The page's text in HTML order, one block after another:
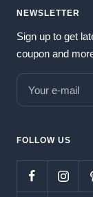
NEWSLETTER
Sign up to get
coupon and
Your e-mail
FOLLOW US